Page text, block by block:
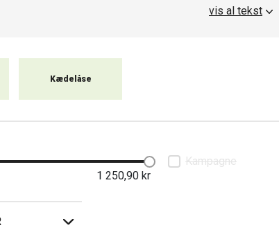
vis al tekst
Kædelåse
1 250,90 kr
Kampagne